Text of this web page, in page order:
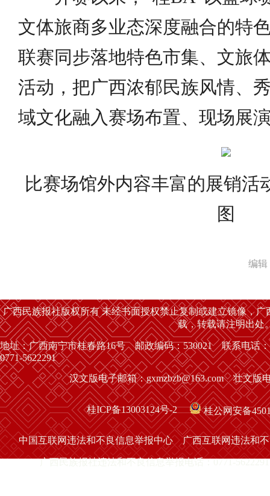
文体旅商多业态深度融合的特
联赛同步落地特色市集、文旅
活动，把广西浓郁民族风情、
域文化融入赛场布置、现场展
比赛场馆外内容丰富的展销活
图
编
广西民族报社版权所有 未经书面授权禁止复制或建立镜像，
载，转载请注明出处
地址：广西南宁市桂春路16号 邮政编码：530021 联系电话：
0771-5622291
汉文版电子邮箱：gxmzbzb@163.com 壮文版
桂ICP备13003124号-2 桂公网安备
中国互联网违法和不良信息举报中心 广西互联网违法和
广西民族报社违法和不良信息举报电话：0771-